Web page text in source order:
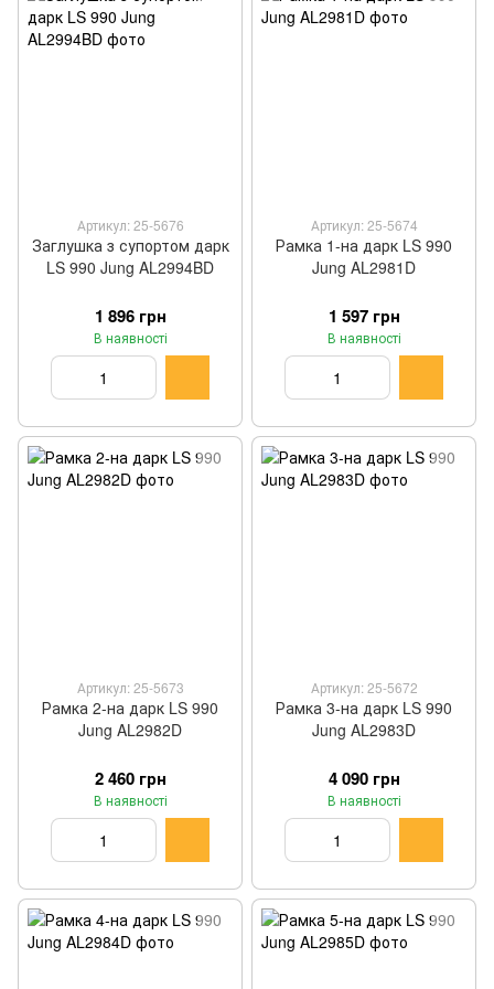
Артикул: 25-5676
Заглушка з супортом дарк
LS 990 Jung AL2994BD
1 896 грн
В наявності
Артикул: 25-5674
Рамка 1-на дарк LS 990
Jung AL2981D
1 597 грн
В наявності
Артикул: 25-5673
Рамка 2-на дарк LS 990
Jung AL2982D
2 460 грн
В наявності
Артикул: 25-5672
Рамка 3-на дарк LS 990
Jung AL2983D
4 090 грн
В наявності